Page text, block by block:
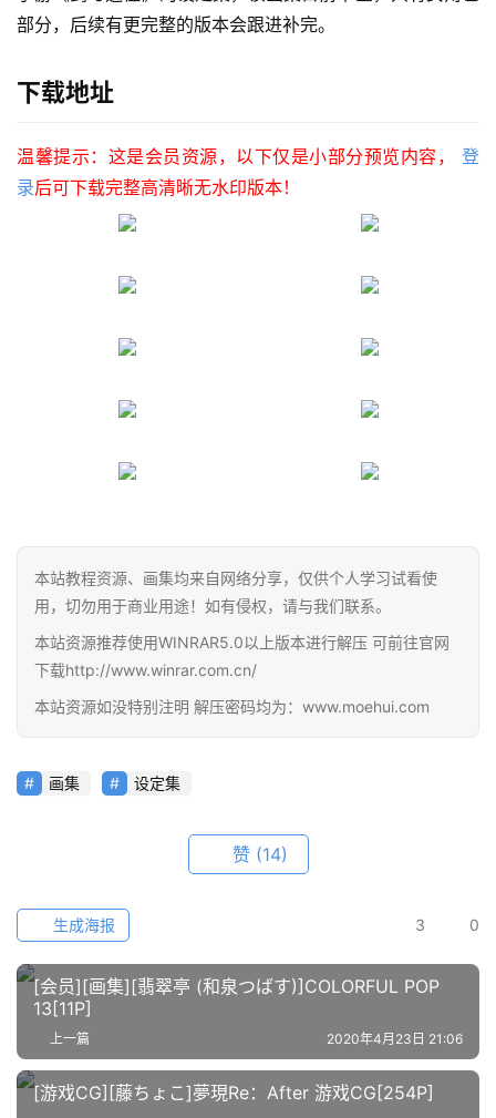
员
源
开
图
素
材
绘
图
部分，后续有更完整的版本会跟进补完。
下载地址
温馨提示：这是会员资源，以下仅是小部分预览内容， 登
录后可下载完整高清晰无水印版本！
本站教程资源、画集均来自网络分享，仅供个人学习试看使
用，切勿用于商业用途！如有侵权，请与我们联系。
本站资源推荐使用WINRAR5.0以上版本进行解压 可前往官网
下载http://www.winrar.com.cn/
本站资源如没特别注明 解压密码均为：www.moehui.com
画集 设定集
赞 (14)
3 0
生成海报
[会员][画集][翡翠亭 (和泉つばす)]COLORFUL POP
13[11P]
上一篇 2020年4月23日 21:06
[游戏CG][藤ちょこ]夢現Re：After 游戏CG[254P]